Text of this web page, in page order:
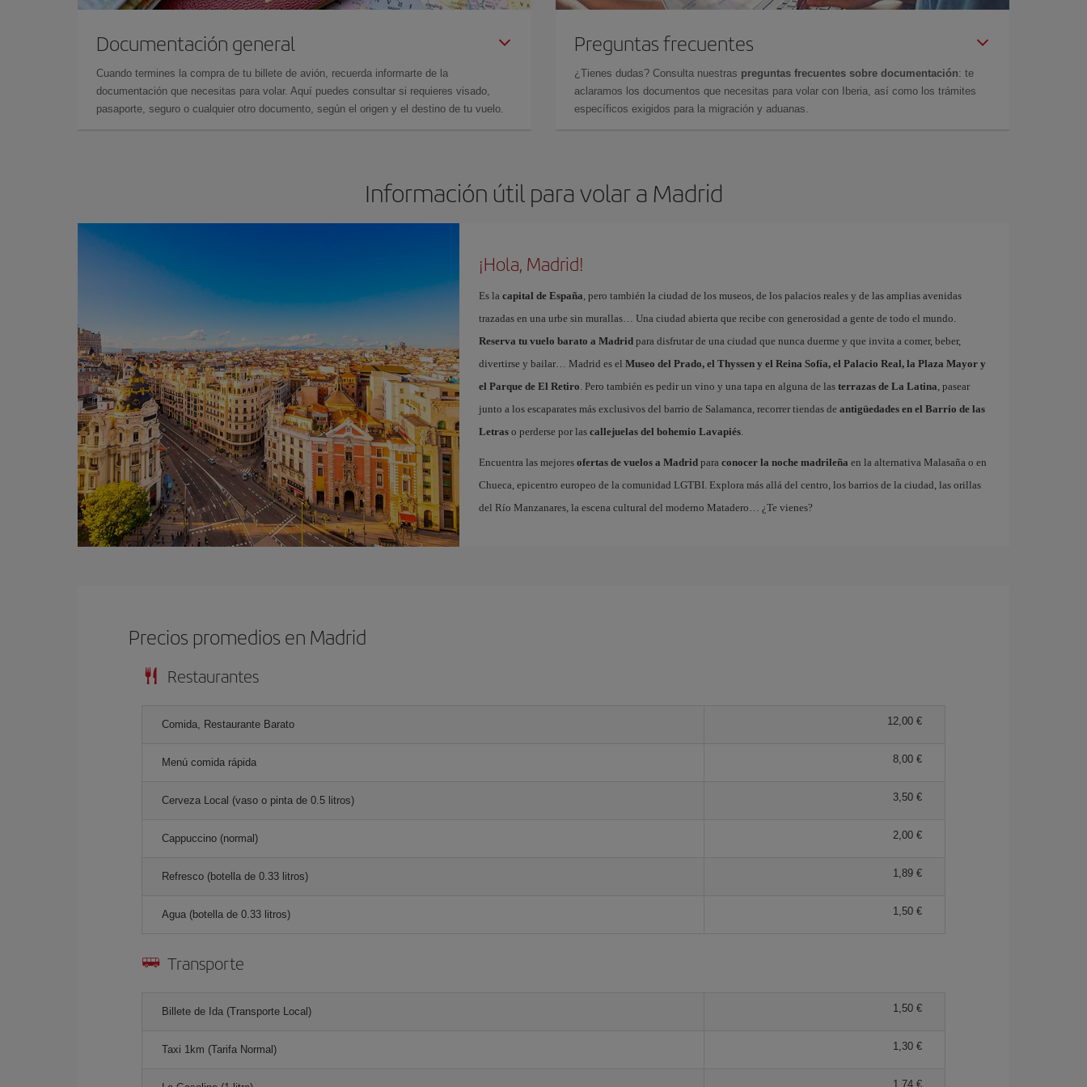
Documentación general
Cuando termines la compra de tu billete de avión, recuerda informarte de la
documentación que necesitas para volar. Aquí puedes consultar si requieres visado,
pasaporte, seguro o cualquier otro documento, según el origen y el destino de tu vuelo.
Preguntas frecuentes
¿Tienes dudas? Consulta nuestras preguntas frecuentes sobre documentación: te
aclaramos los documentos que necesitas para volar con Iberia, así como los trámites
específicos exigidos para la migración y aduanas.
Información útil para volar a Madrid
¡Hola, Madrid!
Es la capital de España, pero también la ciudad de los museos, de los palacios reales y de las amplias avenidas
trazadas en una urbe sin murallas… Una ciudad abierta que recibe con generosidad a gente de todo el mundo.
Reserva tu vuelo barato a Madridpara disfrutar de una ciudad que nunca duerme y que invita a comer, beber,
divertirse y bailar… Madrid es el Museo del Prado, el Thyssen y el Reina Sofía, el Palacio Real, la Plaza Mayor y
el Parque de El Retiro. Pero también es pedir un vino y una tapa en alguna de las terrazas de La Latina, pasear
junto a los escaparates más exclusivos del barrio de Salamanca, recorrer tiendas de antigüedades en el Barrio de las
Letraso perderse por las callejuelas del bohemio Lavapiés.
Encuentra las mejores ofertas de vuelos a Madridpara conocer la noche madrileña en la alternativa Malasaña o en
Chueca, epicentro europeo de la comunidad LGTBI. Explora más allá del centro, los barrios de la ciudad, las orillas
del Río Manzanares, la escena cultural del moderno Matadero… ¿Te vienes?
Precios promedios en Madrid
Restaurantes
Comida, Restaurante Barato 12,00 €
Menú comida rápida 8,00 €
Cerveza Local (vaso o pinta de 0.5 litros) 3,50 €
Cappuccino (normal) 2,00 €
Refresco (botella de 0.33 litros) 1,89 €
Agua (botella de 0.33 litros) 1,50 €
Transporte
Billete de Ida (Transporte Local) 1,50 €
Taxi 1km (Tarifa Normal) 1,30 €
1,74 €